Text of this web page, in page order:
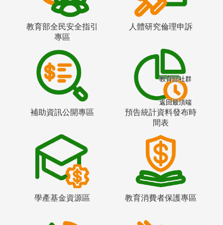
教育部全民安全指引
專區
人體研究倫理申訴
補助資訊公開專區
預告統計資料發布時
間表
學產基金資源區 教育消費者保護專區
教育部社群
返回最頂端